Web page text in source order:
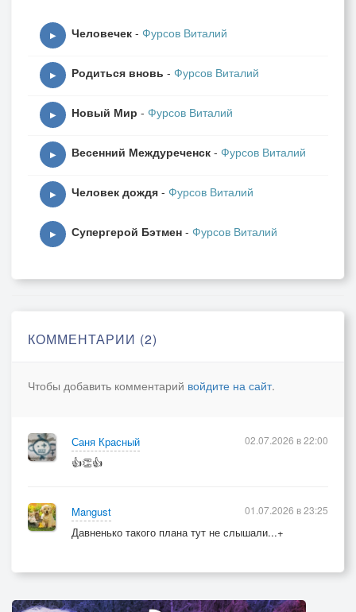
Пулей мелькают закат и рассвет
Чем громче эфир,тем тише мой звук
Могу умереть,исчезнуть на век
Замедлился ритм под тихий мотив
▶ Человечек - Фурсов Виталий
▶ Родиться вновь - Фурсов Виталий
▶ Новый Мир - Фурсов Виталий
▶ Весенний Междуреченск - Фурсов Виталий
▶ Человек дождя - Фурсов Виталий
▶ Супергерой Бэтмен - Фурсов Виталий
КОММЕНТАРИИ (2)
Чтобы добавить комментарий войдите на сайт.
Саня Красный
👍👏👍
02.07.2026 в 22:00
Mangust
Давненько такого плана тут не слышали...+
01.07.2026 в 23:25